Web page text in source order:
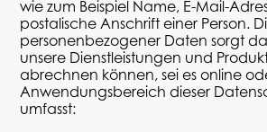
wie zum Beispiel Name, E-Mail-
postalische Anschrift einer Person.
personenbezogener Daten sorgt
unsere Dienstleistungen und
abrechnen können, sei es online
Anwendungsbereich dieser
umfasst: